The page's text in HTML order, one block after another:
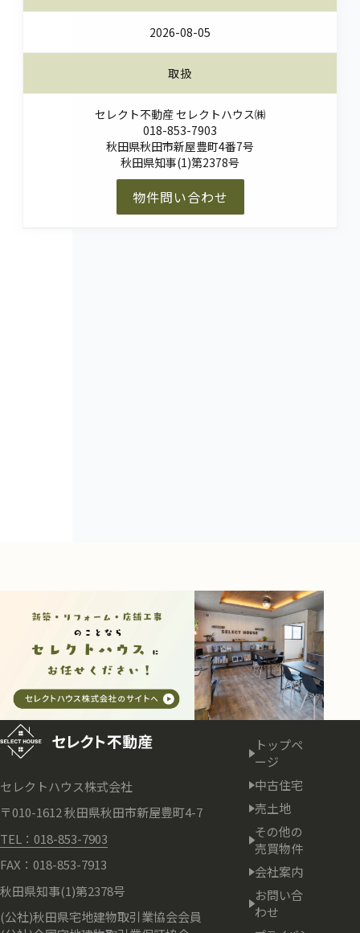
2026-08-05
取扱
セレクト不動産 セレクトハウス㈱
018-853-7903
秋田県秋田市新屋豊町4番7号
秋田県知事(1)第2378号
物件問い合わせ
セレクトハウス株式会社
〒010-1612 秋田県秋田市新屋豊町4-7
TEL：018-853-7903
FAX：018-853-7913
秋田県知事(1)第2378号
(公社)秋田県宅地建物取引業協会会員
トップペ
ージ
中古住宅
売土地
その他の
売買物件
会社案内
お問い合
わせ